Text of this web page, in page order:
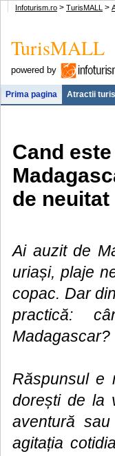
Infoturism.ro > TurisMALL >
TurisMALL
powered by
Prima pagina Atractii
Cand
de neuitat
Ai auzit de
uriași, plaje
copac. Dar
practică:
Madagascar?
Răspunsul e
dorești de la
aventură
agitația